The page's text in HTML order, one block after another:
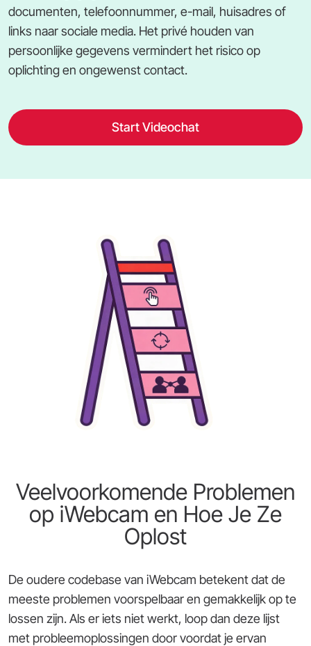
documenten, telefoonnummer, e-mail, huisadres of
links naar sociale media. Het privé houden van
persoonlijke gegevens vermindert het risico op
oplichting en ongewenst contact.
Start Videochat
Veelvoorkomende Problemen
op iWebcam en Hoe Je Ze
Oplost
De oudere codebase van iWebcam betekent dat de
meeste problemen voorspelbaar en gemakkelijk op te
lossen zijn. Als er iets niet werkt, loop dan deze lijst
met probleemoplossingen door voordat je ervan